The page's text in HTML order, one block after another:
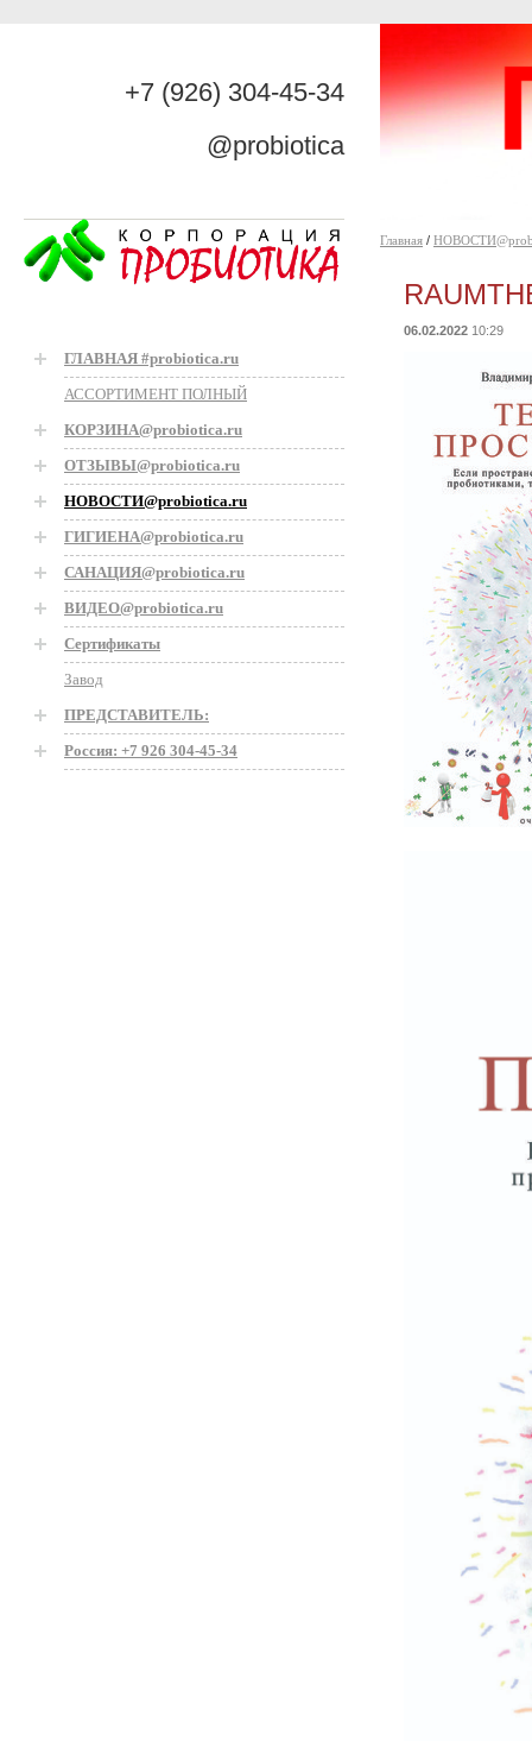
+7 (926) 304-45-34
@probiotica
ГЛАВНАЯ #probiotica.ru
АССОРТИМЕНТ ПОЛНЫЙ
КОРЗИНА@probiotica.ru
ОТЗЫВЫ@probiotica.ru
НОВОСТИ@probiotica.ru
ГИГИЕНА@probiotica.ru
САНАЦИЯ@probiotica.ru
ВИДЕО@probiotica.ru
Сертификаты
Завод
ПРЕДСТАВИТЕЛЬ:
Россия: +7 926 304-45-34
Главная /
06.02.2022 10:29